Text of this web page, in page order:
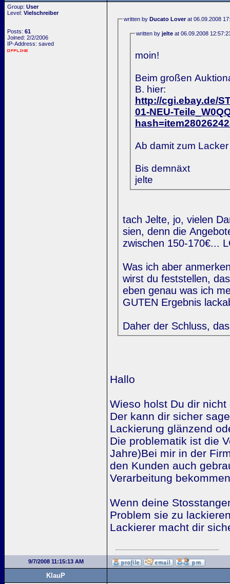
Group: User
Level: Vielschreiber
Posts: 61
Joined: 2/2/2006
IP-Address: saved
written byDucato Loverat 06.09.2008
written by jelteat 06.09.2008
moin!
Beim großen
B. hier:
http://cgi.ebay.de/
01-NEU-
Ab damit zum
Bis demnäxt
jelte
tach Jelte, jo, vielen
sien, denn die
zwischen 150-170€...
Was ich aber
wirst du feststellen,
eben genau was ich
GUTEN Ergebnis
Daher der Schluss,
Hallo
Wieso holst Du dir
Der kann dir sicher
Lackierung glänzend
Die problematik ist die
Jahre)Bei mir in der
den Kunden auch
Verarbeitung
Wenn deine
Problem sie zu
Lackierer macht dir
9/7/2008 11:15:13 AM
KlauP